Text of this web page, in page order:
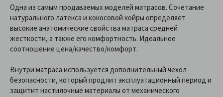
Одна из самым продаваемых моделей матрасов. Сочетание
натурального латекса и кокосовой койры определяет
высокие анатомические свойства матраса средней
жесткости, а также его комфортность. Идеальное
соотношение цена/качество/комфорт.
Внутри матраса используется дополнительный чехол
безопасности, который продлит эксплуатационный период и
защитит настилочные материалы от механического